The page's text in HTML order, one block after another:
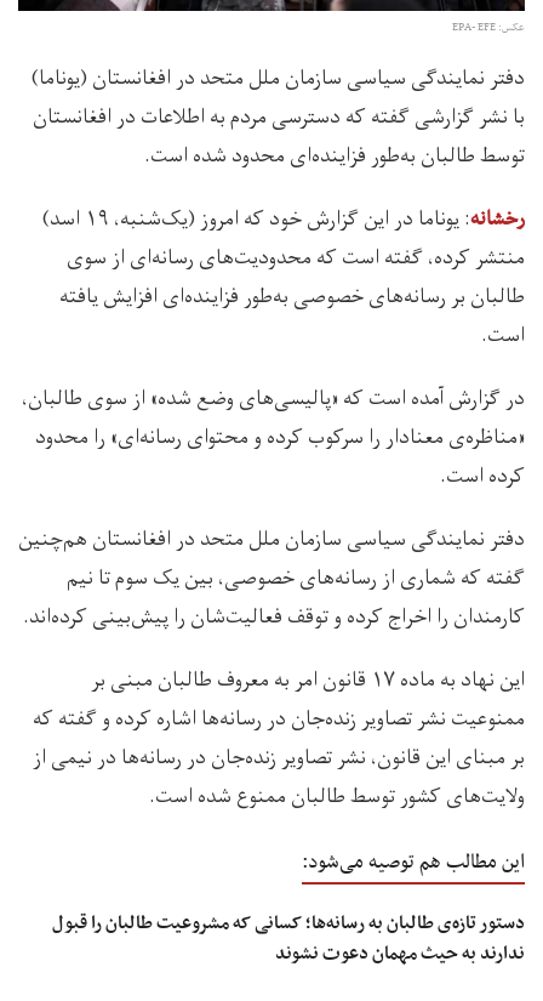
عکس: EPA- EFE
دفتر نمایندگی سیاسی سازمان ملل متحد در افغانستان (یوناما)
با نشر گزارشی گفته که دسترسی مردم به اطلاعات در افغانستان
توسط طالبان به‌طور فزاینده‌ای محدود شده است.
رخشانه
: یوناما در این گزارش خود که امروز (یک‌شنبه، ۱۹ اسد)
منتشر کرده، گفته است که محدودیت‌های رسانه‌ای از سوی
طالبان بر رسانه‌های خصوصی به‌طور فزاینده‌ای افزایش یافته
است.
در گزارش آمده است که «پالیسی‌های وضع شده» از سوی طالبان،
«مناظره‌ی معنادار را سرکوب کرده و محتوای رسانه‌ای‌» را محدود
کرده است.
دفتر نمایندگی سیاسی سازمان ملل متحد در افغانستان هم‌چنین
گفته که شماری از رسانه‌های خصوصی، بین یک سوم تا نیم
کارمندان را اخراج کرده و توقف فعالیت‌شان را پیش‌بینی کرده‌اند.
این نهاد به ماده ۱۷ قانون امر به معروف طالبان مبنی بر
ممنوعیت نشر تصاویر زنده‌جان در رسانه‌ها اشاره کرده و گفته که
بر مبنای این قانون، نشر تصاویر زنده‌جان در رسانه‌ها در نیمی از
ولایت‌های کشور توسط طالبان ممنوع شده است.
این مطالب هم توصیه می‌شود:
دستور تازه‌ی طالبان به رسانه‌ها؛ کسانی که مشروعیت طالبان را قبول
ندارند به حیث مهمان دعوت نشوند